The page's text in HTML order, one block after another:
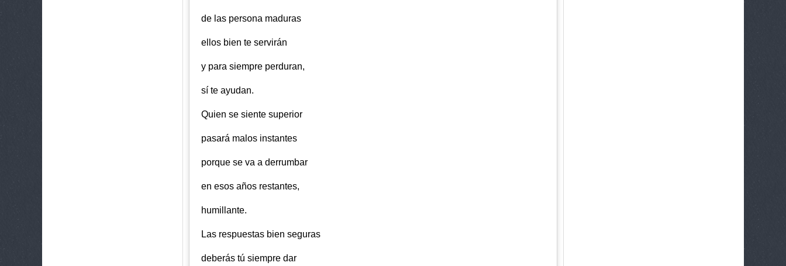
de las persona maduras
ellos bien te servirán
y para siempre perduran,
sí te ayudan.
Quien se siente superior
pasará malos instantes
porque se va a derrumbar
en esos años restantes,
humillante.
Las respuestas bien seguras
deberás tú siempre dar